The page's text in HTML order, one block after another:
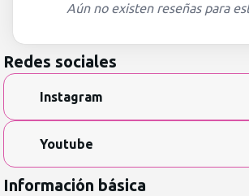
Aún no existen reseñas para
Redes sociales
Instagram
Youtube
Información básica